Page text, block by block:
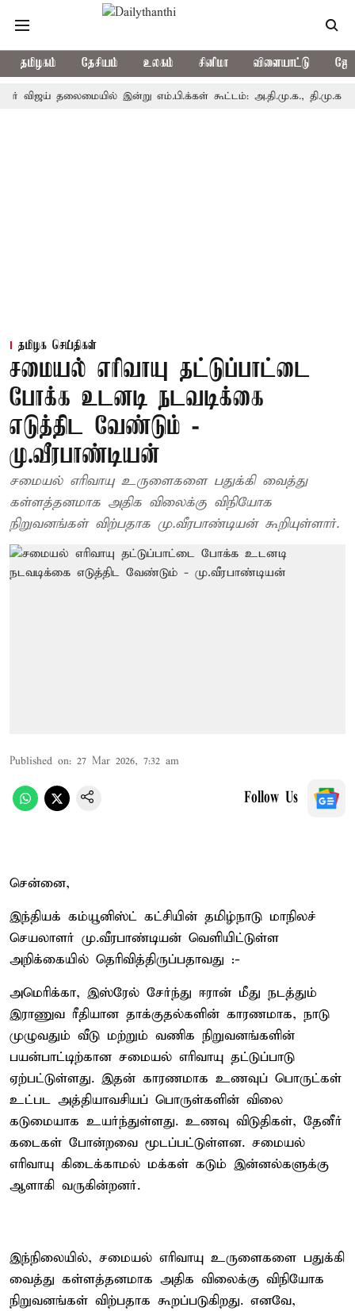
தமிழகம் தேசியம் உலகம் சினிமா விளையாட்டு
தலைமையில் இன்று எம்.பி.க்கள் கூட்டம்: அ.தி.மு.க., தி.மு.க. உள்ளிட்ட
தமிழக செய்திகள்
சமையல் எரிவாயு தட்டுப்பாட்டை
போக்க உடனடி நடவடிக்கை
எடுத்திட வேண்டும் -
மு.வீரபாண்டியன்
சமையல் எரிவாயு உருளைகளை பதுக்கி வைத்து
கள்ளத்தனமாக அதிக விலைக்கு விநியோக
நிறுவனங்கள் விற்பதாக மு.வீரபாண்டியன் கூறியுள்ளார்.
Published on: 27 Mar 2026, 7:32 am
Follow Us
சென்னை,
இந்தியக் கம்யூனிஸ்ட் கட்சியின் தமிழ்நாடு மாநிலச்
செயலாளர் மு.வீரபாண்டியன் வெளியிட்டுள்ள
அறிக்கையில் தெரிவித்திருப்பதாவது :-
அமெரிக்கா, இஸ்ரேல் சேர்ந்து ஈரான் மீது நடத்தும்
இராணுவ ரீதியான தாக்குதல்களின் காரணமாக, நாடு
முழுவதும் வீடு மற்றும் வணிக நிறுவனங்களின்
பயன்பாட்டிற்கான சமையல் எரிவாயு தட்டுப்பாடு
ஏற்பட்டுள்ளது. இதன் காரணமாக உணவுப் பொருட்கள்
உட்பட அத்தியாவசியப் பொருள்களின் விலை
கடுமையாக உயர்ந்துள்ளது. உணவு விடுதிகள், தேனீர்
கடைகள் போன்றவை மூடப்பட்டுள்ளன. சமையல்
எரிவாயு கிடைக்காமல் மக்கள் கடும் இன்னல்களுக்கு
ஆளாகி வருகின்றனர்.
இந்நிலையில், சமையல் எரிவாயு உருளைகளை பதுக்கி
வைத்து கள்ளத்தனமாக அதிக விலைக்கு விநியோக
நிறுவனங்கள் விற்பதாக கூறப்படுகிறது. எனவே,